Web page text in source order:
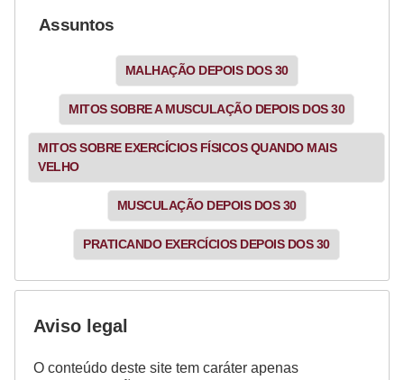
Assuntos
MALHAÇÃO DEPOIS DOS 30
MITOS SOBRE A MUSCULAÇÃO DEPOIS DOS 30
MITOS SOBRE EXERCÍCIOS FÍSICOS QUANDO MAIS
VELHO
MUSCULAÇÃO DEPOIS DOS 30
PRATICANDO EXERCÍCIOS DEPOIS DOS 30
Aviso legal
O conteúdo deste site tem caráter apenas